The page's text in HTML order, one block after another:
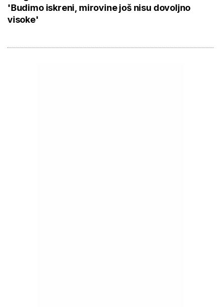
'Budimo iskreni, mirovine još nisu dovoljno
visoke'